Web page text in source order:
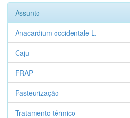
Assunto
Anacardium occidentale L.
Caju
FRAP
Pasteurização
Tratamento térmico